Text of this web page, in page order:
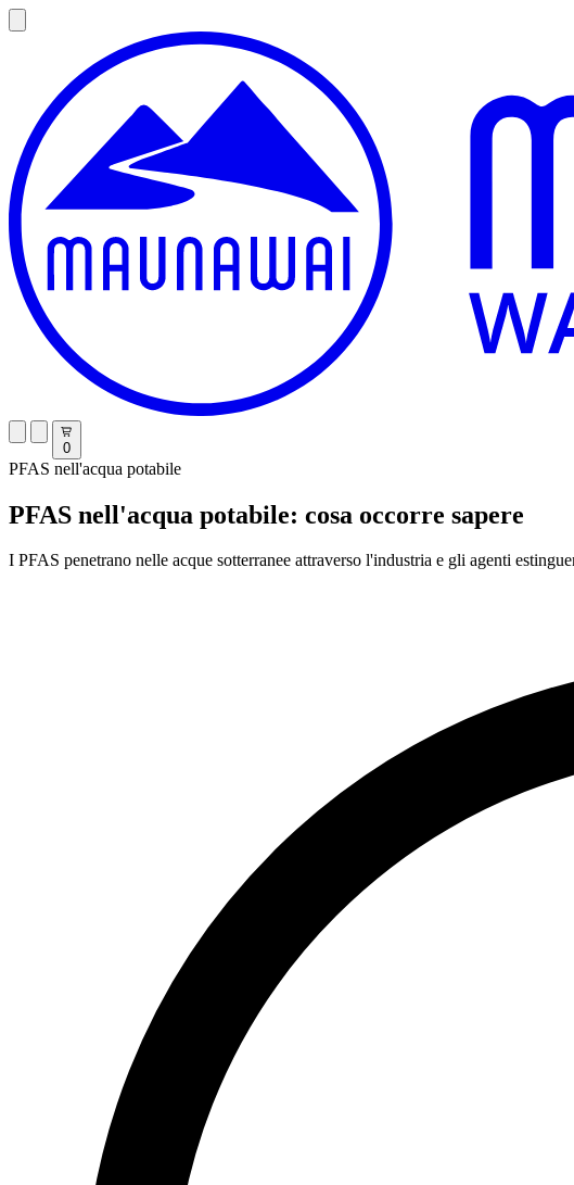
0
PFAS nell'acqua potabile
PFAS nell'acqua potabile: cosa occorre sapere
I PFAS penetrano nelle acque sotterranee attraverso l'industria e gli agenti